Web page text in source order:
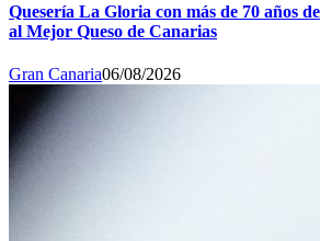
Quesería La Gloria con más de 70 años
al Mejor Queso de Canarias
Gran Canaria06/08/2026